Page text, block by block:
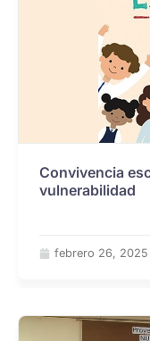
Convivencia
vulnerabilidad
febrero 26, 2025